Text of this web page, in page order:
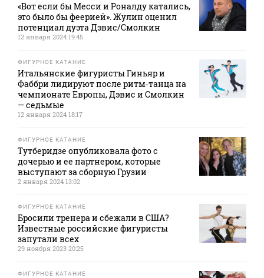
«Вот если бы Месси и Роналду катались,
это было бы феерией». Жулин оценил
потенциал дуэта Дэвис/Смолкин
12 января 2024 19:45
ФИГУРНОЕ КАТАНИЕ
Итальянские фигуристы Гиньяр и
Фаббри лидируют после ритм‑танца на
чемпионате Европы, Дэвис и Смолкин
— седьмые
12 января 2024 18:17
ФИГУРНОЕ КАТАНИЕ
Тутберидзе опубликовала фото с
дочерью и ее партнером, которые
выступают за сборную Грузии
2 января 2024 13:02
ФИГУРНОЕ КАТАНИЕ
Бросили тренера и сбежали в США?
Известные российские фигуристы
запутали всех
29 ноября 2023 20:25
ФИГУРНОЕ КАТАНИЕ